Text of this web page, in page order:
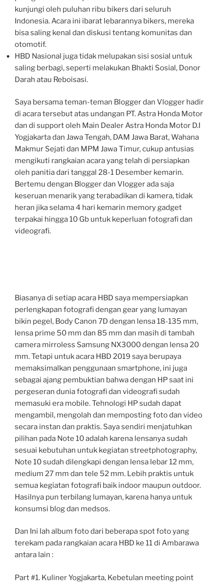
kunjungi oleh puluhan ribu bikers dari seluruh
Indonesia. Acara ini ibarat lebarannya bikers, mereka
bisa saling kenal dan diskusi tentang komunitas dan
otomotif.
HBD Nasional juga tidak melupakan sisi sosial untuk
saling berbagi, seperti melakukan Bhakti Sosial, Donor
Darah atau Reboisasi.
Saya bersama teman-teman Blogger dan Vlogger hadir
di acara tersebut atas undangan PT. Astra Honda Motor
dan di support oleh Main Dealer Astra Honda Motor D.I
Yogjakarta dan Jawa Tengah, DAM Jawa Barat, Wahana
Makmur Sejati dan MPM Jawa Timur, cukup antusias
mengikuti rangkaian acara yang telah di persiapkan
oleh panitia dari tanggal 28-1 Desember kemarin.
Bertemu dengan Blogger dan Vlogger ada saja
keseruan menarik yang terabadikan di kamera, tidak
heran jika selama 4 hari kemarin memory gadget
terpakai hingga 10 Gb untuk keperluan fotografi dan
videografi.
Biasanya di setiap acara HBD saya mempersiapkan
perlengkapan fotografi dengan gear yang lumayan
bikin pegel, Body Canon 7D dengan lensa 18-135 mm,
lensa prime 50 mm dan 85 mm dan masih di tambah
camera mirroless Samsung NX3000 dengan lensa 20
mm. Tetapi untuk acara HBD 2019 saya berupaya
memaksimalkan penggunaan smartphone, ini juga
sebagai ajang pembuktian bahwa dengan HP saat ini
pergeseran dunia fotografi dan videografi sudah
memasuki era mobile. Tehnologi HP sudah dapat
mengambil, mengolah dan memposting foto dan video
secara instan dan praktis. Saya sendiri menjatuhkan
pilihan pada Note 10 adalah karena lensanya sudah
sesuai kebutuhan untuk kegiatan streetphotography,
Note 10 sudah dilengkapi dengan lensa lebar 12 mm,
medium 27 mm dan tele 52 mm. Lebih praktis untuk
semua kegiatan fotografi baik indoor maupun outdoor.
Hasilnya pun terbilang lumayan, karena hanya untuk
konsumsi blog dan medsos.
Dan Ini lah album foto dari beberapa spot foto yang
terekam pada rangkaian acara HBD ke 11 di Ambarawa
antara lain :
Part #1. Kuliner Yogjakarta, Kebetulan meeting point